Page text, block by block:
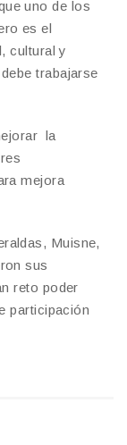
uno de los
es el
cultural y
trabajarse
la
mejora
Muisne,
sus
reto poder
participación